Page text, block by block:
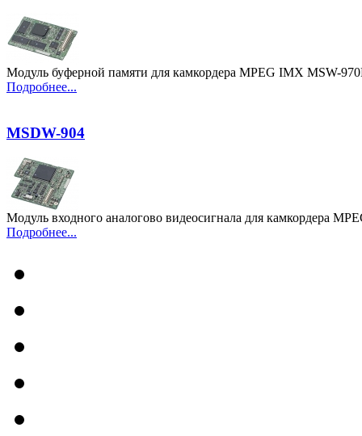
Модуль буферной памяти для камкордера MPEG IMX MSW-
Подробнее...
MSDW-904
Модуль входного аналогово видеосигнала для камкордера
Подробнее...